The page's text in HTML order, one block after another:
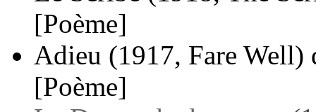
[Poème]
Adieu (1917, Fare Well)
[Poème]